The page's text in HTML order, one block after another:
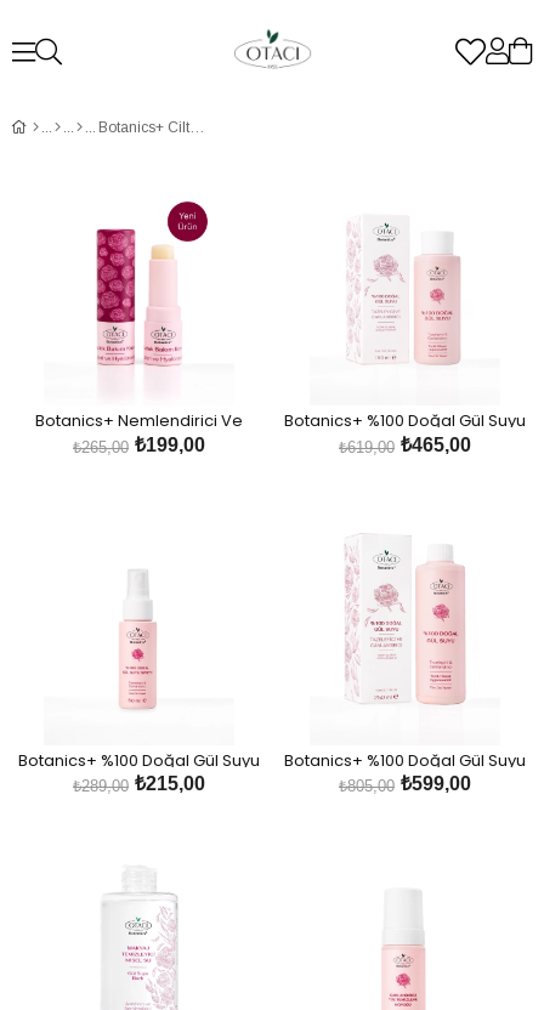
Botanics+ Cilt Bakım Serisi
Botanics+ Nemlendirici Ve
Besleyici Dudak Bakım Kremi -
₺199,00
₺265,00
Botanics+ %100 Doğal Gül Suyu
₺465,00
₺619,00
Botanics+ %100 Doğal Gül Suyu
Spreyi
₺215,00
₺289,00
Botanics+ %100 Doğal Gül Suyu
Büyük Boy
₺599,00
₺805,00